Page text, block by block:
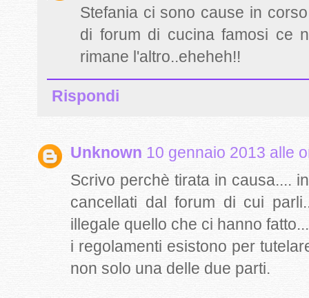
Stefania ci sono cause in
di forum di cucina famosi ce
rimane l'altro..eheheh!!
Rispondi
Unknown 10 gennaio 2013 alle
Scrivo perchè tirata in causa....
cancellati dal forum di cui
illegale quello che ci hanno
i regolamenti esistono per
non solo una delle due parti.